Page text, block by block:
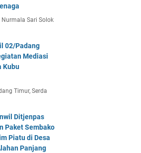
Nurmala Sari Solok
02/Padang
Mediasi
Kubu
Timur, Serda
Ditjenpas
Paket Sembako
Piatu di Desa
Panjang